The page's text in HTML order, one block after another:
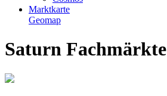
Marktkarte
Geomap
Saturn Fachmärkte